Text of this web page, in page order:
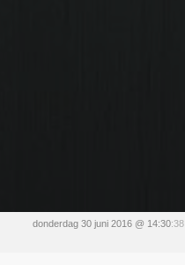
donderdag 30 juni 2016 @ 14:30:38